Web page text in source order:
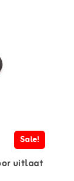
Sale!
uitlaat